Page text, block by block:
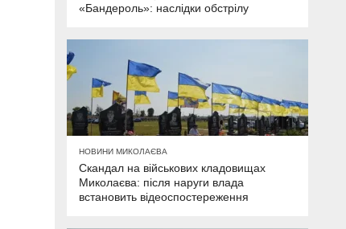
«Бандероль»: наслідки обстрілу
НОВИНИ МИКОЛАЄВА
Скандал на військових кладовищах
Миколаєва: після наруги влада
встановить відеоспостереження